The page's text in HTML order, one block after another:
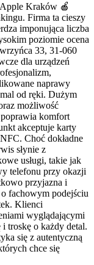
Kraków 🍎
Firma ta cieszy
imponująca liczba
poziomie ocena
33, 31-060
dla urządzeń
naprawy
od ręki. Dużym
możliwość
poprawia komfort
akceptuje karty
Choć dokładne
słynie z
usługi, takie jak
telefonu przy okazji
przyjazna i
fachowym podejściu
Klienci
wyglądającymi
troskę o każdy detal.
się z autentyczną
chce się